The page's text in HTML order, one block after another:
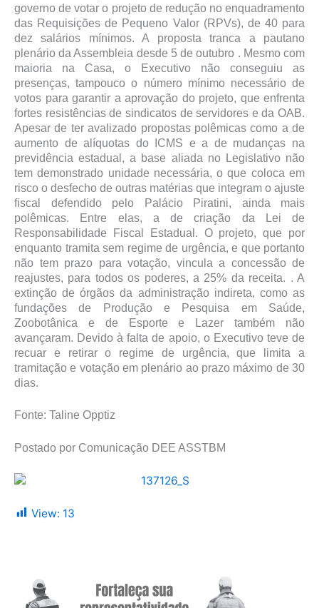
governo de votar o projeto de redução no enquadramento
das Requisições de Pequeno Valor (RPVs), de 40 para
dez salários mínimos. A proposta tranca a pautano
plenário da Assembleia desde 5 de outubro . Mesmo com
maioria na Casa, o Executivo não conseguiu as
presenças, tampouco o número mínimo necessário de
votos para garantir a aprovação do projeto, que enfrenta
fortes resistências de sindicatos de servidores e da OAB.
Apesar de ter avalizado propostas polêmicas como a de
aumento de alíquotas do ICMS e a de mudanças na
previdência estadual, a base aliada no Legislativo não
tem demonstrado unidade necessária, o que coloca em
risco o desfecho de outras matérias que integram o ajuste
fiscal defendido pelo Palácio Piratini, ainda mais
polêmicas. Entre elas, a de criação da Lei de
Responsabilidade Fiscal Estadual. O projeto, que por
enquanto tramita sem regime de urgência, e que portanto
não tem prazo para votação, vincula a concessão de
reajustes, para todos os poderes, a 25% da receita. . A
extinção de órgãos da administração indireta, como as
fundações de Produção e Pesquisa em Saúde,
Zoobotânica e de Esporte e Lazer também não
avançaram. Devido à falta de apoio, o Executivo teve de
recuar e retirar o regime de urgência, que limita a
tramitação e votação em plenário ao prazo máximo de 30
dias.
Fonte: Taline Opptiz
Postado por Comunicação DEE ASSTBM
View: 13